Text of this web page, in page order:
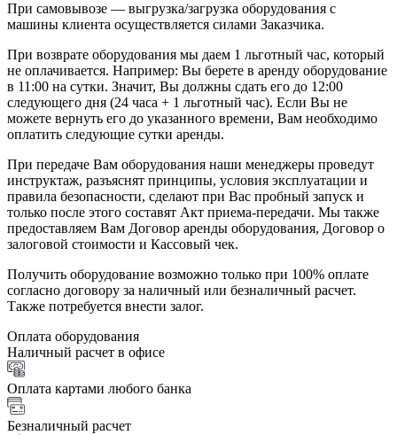
При самовывозе — выгрузка/загрузка оборудования с
машины клиента осуществляется силами Заказчика.
При возврате оборудования мы даем 1 льготный час, который
не оплачивается. Например: Вы берете в аренду оборудование
в 11:00 на сутки. Значит, Вы должны сдать его до 12:00
следующего дня (24 часа + 1 льготный час). Если Вы не
можете вернуть его до указанного времени, Вам необходимо
оплатить следующие сутки аренды.
При передаче Вам оборудования наши менеджеры проведут
инструктаж, разъяснят принципы, условия эксплуатации и
правила безопасности, сделают при Вас пробный запуск и
только после этого составят Акт приема-передачи. Мы также
предоставляем Вам Договор аренды оборудования, Договор о
залоговой стоимости и Кассовый чек.
Получить оборудование возможно только при 100% оплате
согласно договору за наличный или безналичный расчет.
Также потребуется внести залог.
Оплата оборудования
Наличный расчет в офисе
Оплата картами любого банка
Безналичный расчет